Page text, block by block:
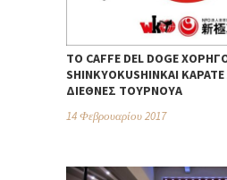
ΤΟ CAFFE DEL DOGE
SHINKYOKUSHINKAI
ΔΙΕΘΝΈΣ ΤΟΥΡΝΟΥΆ
14 Φεβρουαρίου 2017